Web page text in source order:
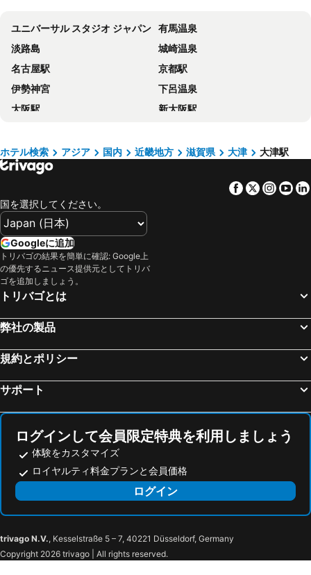
SAKURA TERRACE (サクラテラス)
アーバンホテル京都
都シティ 近鉄京都駅
ハートンホテル京都
天然温泉 蓮花の湯 御宿野乃京都七条
三井ガーデンホテル京都四条
アーバンホテル京都 二条プレミアム
ベッセルホテルカンパーナ京都五条
ホテルエクセレンス・京都駅西
ＴＨＥ ＰＯＣＫＥＴ ＨＯＴＥＬ 京都烏丸五条
ホテルオークラ京都
サクラテラス ザ・アトリエ
スマイルホテル京都烏丸五条
からすま京都ホテル
ホテル ヴィアイン京都駅八条口
京都 東急ホテル
グリ－ンリッチホテル京都駅南
天然温泉 花蛍の湯 ドーミーインＰＲＥＭＩＵＭ京都駅前
Sakura Terrace The Gallery (サクラテラス ザ ギャラリー)
ホテルリブマックス京都鴨川前
ホテル エムズ・プラス四条大宮
アーバンホテル南草津
ホテルテトラ大津・京都
スーパーホテル大津駅前
Hotel Alpha-One Otsu
HOTEL 講 大津百町
東横INN 京都琵琶湖大津
ホテルブルーレーク大津
ホテルピアザびわ湖
圓満院 宿坊
レイアホテル大津石山
Hotel Luna Otsu (Adult Only)
ホテル大津
ホテルアトランティス大津- アダルト オンリー
ホテルロータス大津店 - 大人限定
京都山科 ホテル山楽
ホテルアーブしが
ユニバーサル スタジオ ジャパン 有馬温泉
淡路島
城崎温泉
名古屋駅
京都駅
伊勢神宮
下呂温泉
大阪駅
新大阪駅
梅田駅
京セラドーム大阪
伊勢志摩
Namba Station
栄駅
三宮駅
鈴鹿サーキット
高松駅
大阪城ホール
奈良駅
飛騨高山温泉
岐阜駅
中部国際空港セントレア
姫路駅
弁天町駅
三朝温泉
山中温泉
京橋駅
徳島駅
新神戸駅
禅林寺
銀閣寺‐慈照寺
ホテル検索 アジア 国内 近畿地方 滋賀県 大津 大津駅
Facebook
Twitter
国を選択してください。
Googleに追加
トリバゴの結果を簡単に確認: Google上
の優先するニュース提供元としてトリバ
ゴを追加しましょう。
トリバゴとは
弊社の製品
規約とポリシー
サポート
ログインして会員限定特典を利用しましょう
体験をカスタマイズ
ロイヤルティ料金プランと会員価格
ログイン
trivago N.V., Kesselstraße 5 – 7, 40221 Düsseldorf, Germany
Copyright 2026 trivago | All rights reserved.